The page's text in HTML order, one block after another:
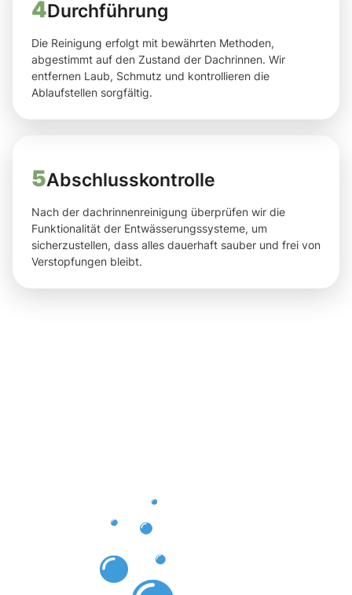
4Durchführung
Die Reinigung erfolgt mit bewährten Methoden,
abgestimmt auf den Zustand der Dachrinnen. Wir
entfernen Laub, Schmutz und kontrollieren die
Ablaufstellen sorgfältig.
5Abschlusskontrolle
Nach der dachrinnenreinigung überprüfen wir die
Funktionalität der Entwässerungssysteme, um
sicherzustellen, dass alles dauerhaft sauber und frei von
Verstopfungen bleibt.